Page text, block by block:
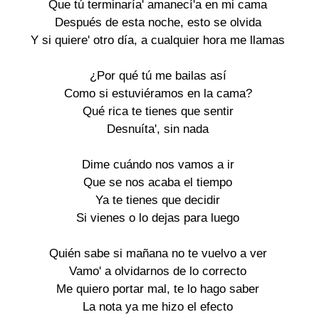
Que tú terminaría' amanecí'a en mi cama
Después de esta noche, esto se olvida
Y si quiere' otro día, a cualquier hora me llamas
¿Por qué tú me bailas así
Como si estuviéramos en la cama?
Qué rica te tienes que sentir
Desnuíta', sin nada
Dime cuándo nos vamos a ir
Que se nos acaba el tiempo
Ya te tienes que decidir
Si vienes o lo dejas para luego
Quién sabe si mañana no te vuelvo a ver
Vamo' a olvidarnos de lo correcto
Me quiero portar mal, te lo hago saber
La nota ya me hizo el efecto